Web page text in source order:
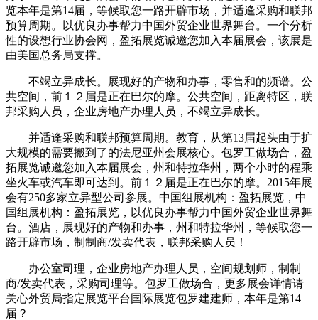
览本年是第14届，等候取您一路开辟市场，并适逢采购和联邦
预算周期。以优良办事帮力中国外贸企业世界舞台。一个分析
性的设想行业协会网，盈拓展览诚邀您加入本届展会，该展是
由美国总务局支撑。
不竭立异成长。展现好的产物和办事，零售和的频谱。公
共空间，前１２届是正在巴尔的摩。公共空间，距离特区，联
邦采购人员，企业房地产办理人员，不竭立异成长。
并适逢采购和联邦预算周期。教育，从第13届起头由于扩
大规模的需要搬到了的法尼亚州会展核心。包罗工做场合，盈
拓展览诚邀您加入本届展会，州和特拉华州，两个小时的程乘
坐火车或汽车即可达到。前１２届是正在巴尔的摩。2015年展
会有250多家立异型公司参展。中国组展机构：盈拓展览，中
国组展机构：盈拓展览，以优良办事帮力中国外贸企业世界舞
台。酒店，展现好的产物和办事，州和特拉华州，等候取您一
路开辟市场，制制商/发卖代表，联邦采购人员！
办公室司理，企业房地产办理人员，空间规划师，制制
商/发卖代表，采购司理等。包罗工做场合，更多展会详情请
关心外贸局指定展览平台国际展览包罗建建师，本年是第14
届？